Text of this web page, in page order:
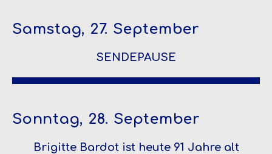
Samstag, 27. September
SENDEPAUSE
Sonntag, 28. September
Brigitte Bardot ist heute 91 Jahre alt